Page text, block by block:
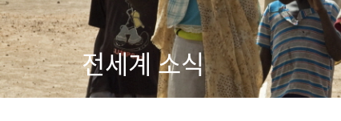
전세계 소식